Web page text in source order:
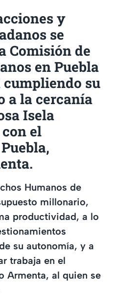
y
se
Comisión de
en Puebla
su
a la cercanía
Isela
el
Humanos de
millonario,
productividad, a lo
su autonomía, y a
trabaja en el
Armenta, al quien se